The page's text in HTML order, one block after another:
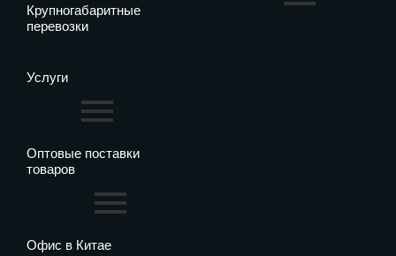
Крупногабаритные
перевозки
Услуги
Оптовые поставки
товаров
Офис в Китае